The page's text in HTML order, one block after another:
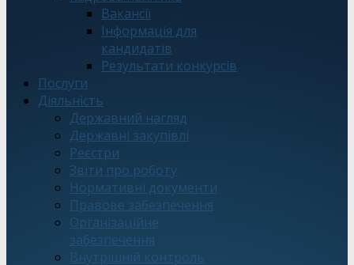
Вакансії
Інформація для
кандидатів
Результати конкурсів
Послуги
Діяльність
Державний нагляд
Державні закупівлі
Реєстри
Звіти про роботу
Нормативні документи
Правове забезпечення
Організаційне
забезпечення
Внутрішній контроль